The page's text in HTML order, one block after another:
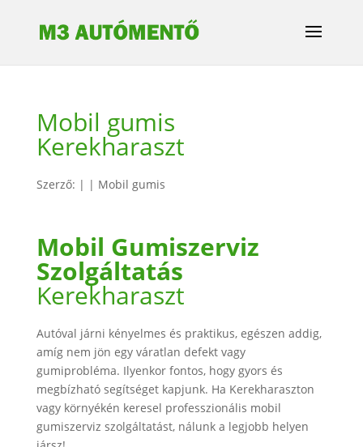
Mobil gumis
Kerekharaszt
Szerző: | | Mobil gumis
Mobil Gumiszerviz
Szolgáltatás
Kerekharaszt
Autóval járni kényelmes és praktikus, egészen addig,
amíg nem jön egy váratlan defekt vagy
gumiprobléma. Ilyenkor fontos, hogy gyors és
megbízható segítséget kapjunk. Ha Kerekharaszton
vagy környékén keresel professzionális mobil
gumiszerviz szolgáltatást, nálunk a legjobb helyen